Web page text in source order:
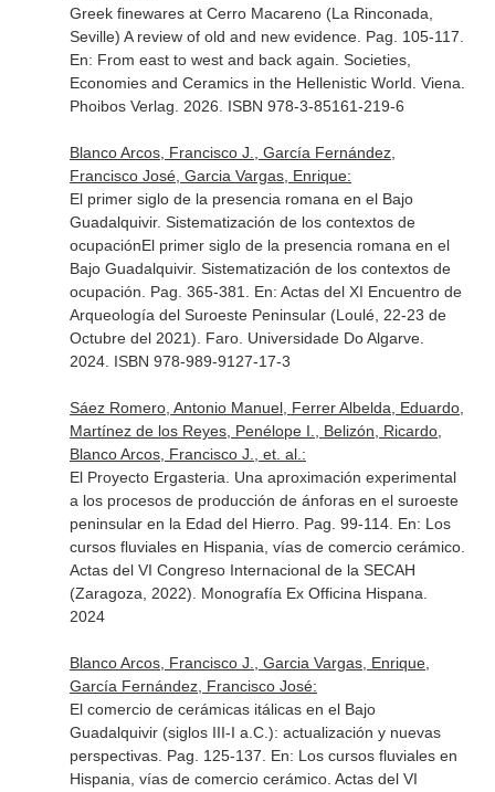
Greek finewares at Cerro Macareno (La Rinconada,
Seville) A review of old and new evidence. Pag. 105-117.
En: From east to west and back again. Societies,
Economies and Ceramics in the Hellenistic World . Viena.
Phoibos Verlag. 2026. ISBN 978-3-85161-219-6
Blanco Arcos, Francisco J., García Fernández,
Francisco José, Garcia Vargas, Enrique:
El primer siglo de la presencia romana en el Bajo
Guadalquivir. Sistematización de los contextos de
ocupaciónEl primer siglo de la presencia romana en el
Bajo Guadalquivir. Sistematización de los contextos de
ocupación. Pag. 365-381. En: Actas del XI Encuentro de
Arqueología del Suroeste Peninsular (Loulé, 22-23 de
Octubre del 2021) . Faro. Universidade Do Algarve.
2024. ISBN 978-989-9127-17-3
Sáez Romero, Antonio Manuel, Ferrer Albelda, Eduardo,
Martínez de los Reyes, Penélope I., Belizón, Ricardo,
Blanco Arcos, Francisco J., et. al.:
El Proyecto Ergasteria. Una aproximación experimental
a los procesos de producción de ánforas en el suroeste
peninsular en la Edad del Hierro. Pag. 99-114. En: Los
cursos fluviales en Hispania, vías de comercio cerámico.
Actas del VI Congreso Internacional de la SECAH
(Zaragoza, 2022) . Monografía Ex Officina Hispana.
2024
Blanco Arcos, Francisco J., Garcia Vargas, Enrique,
García Fernández, Francisco José:
El comercio de cerámicas itálicas en el Bajo
Guadalquivir (siglos III-I a.C.): actualización y nuevas
perspectivas. Pag. 125-137. En: Los cursos fluviales en
Hispania, vías de comercio cerámico. Actas del VI